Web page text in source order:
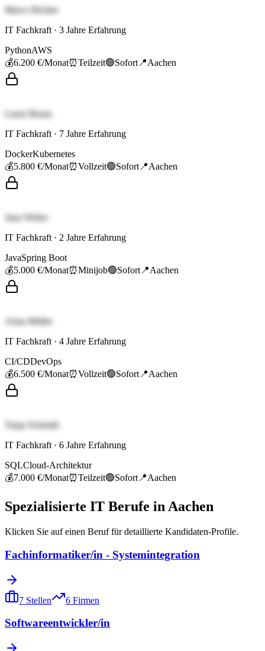
Marco Richter
IT Fachkraft · 3 Jahre Erfahrung
PythonAWS
💰6.200 €/Monat⏰Teilzeit🟢Sofort 📍Aachen
Laura Braun
IT Fachkraft · 7 Jahre Erfahrung
DockerKubernetes
💰5.800 €/Monat⏰Vollzeit🟢Sofort 📍Aachen
Jana Weber
IT Fachkraft · 2 Jahre Erfahrung
JavaSpring Boot
💰5.000 €/Monat⏰Minijob🟢Sofort 📍Aachen
Anna Müller
IT Fachkraft · 4 Jahre Erfahrung
CI/CDDevOps
💰6.500 €/Monat⏰Vollzeit🟢Sofort 📍Aachen
Tanja Schmidt
IT Fachkraft · 6 Jahre Erfahrung
SQLCloud-Architektur
💰7.000 €/Monat⏰Teilzeit🟢Sofort 📍Aachen
Spezialisierte IT Berufe inAachen
Klicken Sie auf einen Beruf für detaillierte Kandidaten-Profile.
Fachinformatiker/in - Systemintegration
7 Stellen 6 Firmen
Softwareentwickler/in